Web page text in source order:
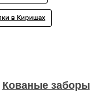
в Киришах
Кованые заборы